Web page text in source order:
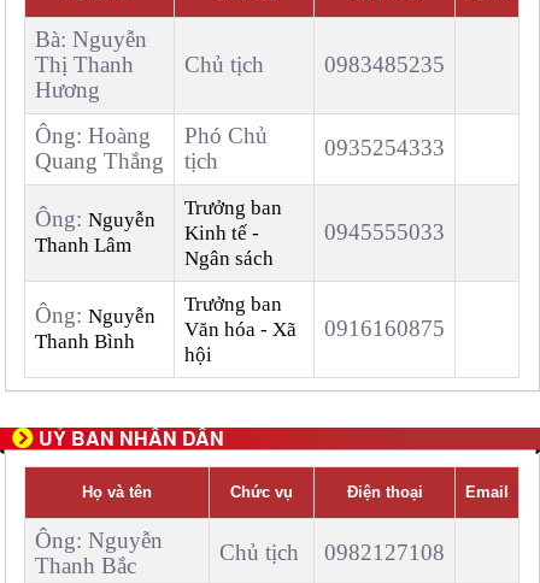
Bà: Nguyễn
Thị Thanh
Hương
Chủ tịch 0983485235
Ông: Hoàng
Quang Thắng
Phó Chủ
tịch
0935254333
Ông: Nguyễn
Thanh Lâm
Trưởng ban
Kinh tế -
Ngân sách
0945555033
Ông: Nguyễn
Thanh Bình
Trưởng ban
Văn hóa - Xã
hội
0916160875
UỶ BAN NHÂN DÂN
Họ và tên Chức vụ Điện thoại Email
Ông: Nguyễn
Thanh Bắc
Chủ tịch 0982127108